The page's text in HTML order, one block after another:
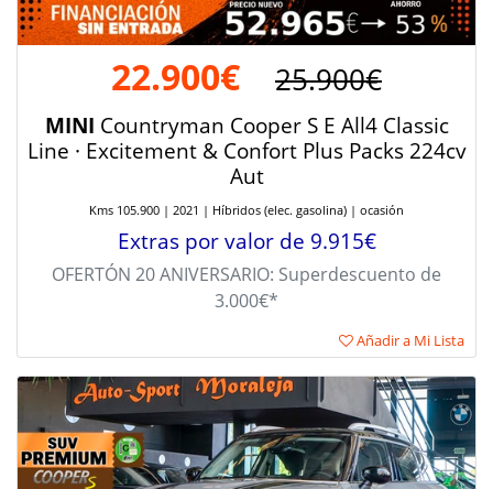
22.900€ 25.900€
MINI Countryman Cooper S E All4 Classic
Line · Excitement & Confort Plus Packs 224cv
Aut
Kms 105.900 | 2021 | Híbridos (elec. gasolina) | ocasión
Extras por valor de 9.915€
OFERTÓN 20 ANIVERSARIO: Superdescuento de
3.000€*
Añadir a Mi Lista